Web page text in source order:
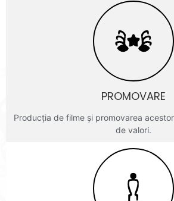
PROMOVARE
Producţia de filme şi promovarea
de valori.